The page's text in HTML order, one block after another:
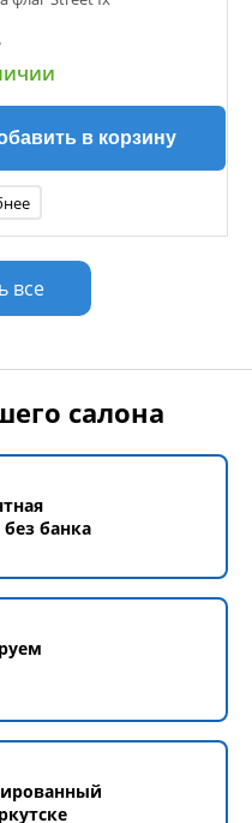
в корзину
все
салона
без банка